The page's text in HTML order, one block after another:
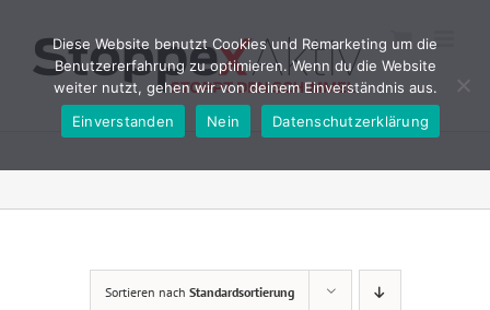
springen
Sortieren nach Standardsortierung
Diese Website benutzt Cookies und Remarketing um die
Benutzererfahrung zu optimieren. Wenn du die Website
weiter nutzt, gehen wir von deinem Einverständnis aus.
Einverstanden
Nein Datenschutzerklärung